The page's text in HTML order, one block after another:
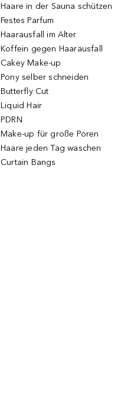
Haare in der Sauna schützen
Festes Parfum
Haarausfall im Alter
Koffein gegen Haarausfall
Cakey Make-up
Pony selber schneiden
Butterfly Cut
Liquid Hair
PDRN
Make-up für große Poren
Haare jeden Tag waschen
Curtain Bangs